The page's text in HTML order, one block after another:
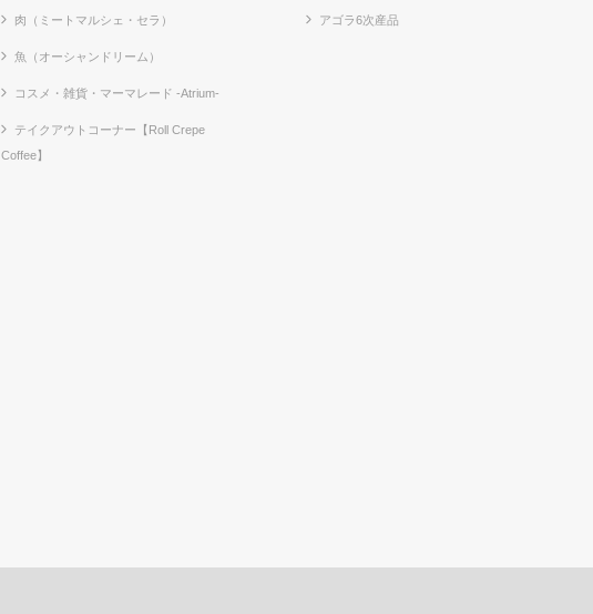
肉（ミートマルシェ・セラ）
魚（オーシャンドリーム）
コスメ・雑貨・マーマレード -Atrium-
テイクアウトコーナー【Roll Crepe
Coffee】
アゴラ6次産品